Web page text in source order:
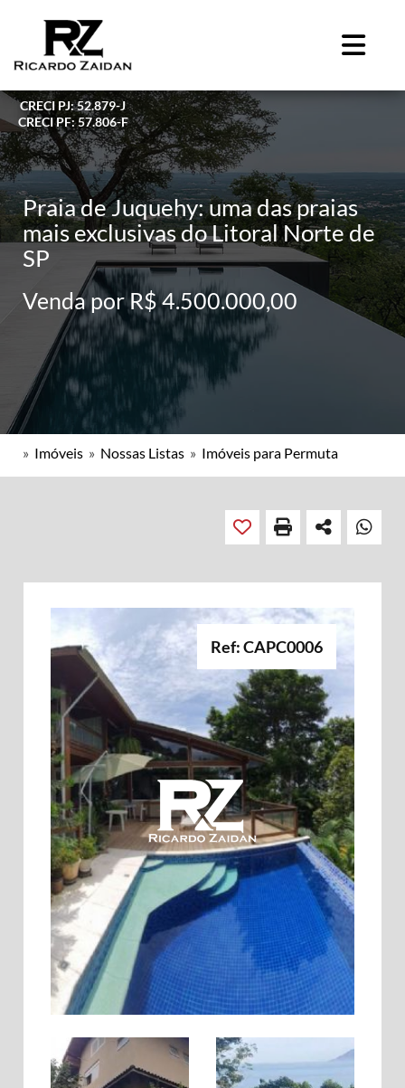
CRECI PJ: 52.879-J
CRECI PF: 57.806-F
Praia de Juquehy: uma das praias
mais exclusivas do Litoral Norte de
SP
Venda por R$ 4.500.000,00
» Imóveis » Nossas Listas » Imóveis para Permuta
Ref: CAPC0006